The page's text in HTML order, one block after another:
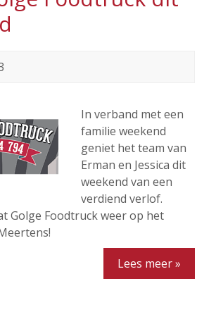
In verband met een
familie weekend
geniet het team van
Erman en Jessica dit
weekend van een
verdiend verlof.
Golge Foodtruck weer op het
Lees meer »